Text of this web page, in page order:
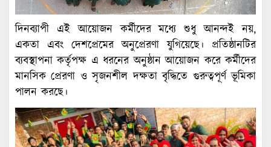
দিনব্যাপী এই আয়োজন কর্মীদের মধ্যে শুধু আনন্দই নয়,
একতা এবং দেশপ্রেমের অনুপ্রেরণা যুগিয়েছে। প্রতিষ্ঠানটির
ব্যবস্থাপনা কর্তৃপক্ষ এ ধরনের অনুষ্ঠান আয়োজন করে কর্মীদের
মানসিক প্রেরণা ও সৃজনশীল দক্ষতা বৃদ্ধিতে গুরুত্বপূর্ণ ভূমিকা
পালন করছে।